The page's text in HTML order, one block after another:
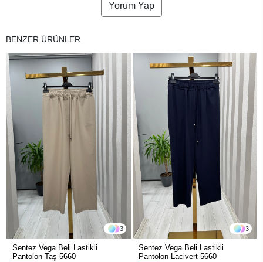
Yorum Yap
BENZER ÜRÜNLER
3
Sentez Vega Beli Lastikli
Pantolon Taş 5660
3
Sentez Vega Beli Lastikli
Pantolon Lacivert 5660